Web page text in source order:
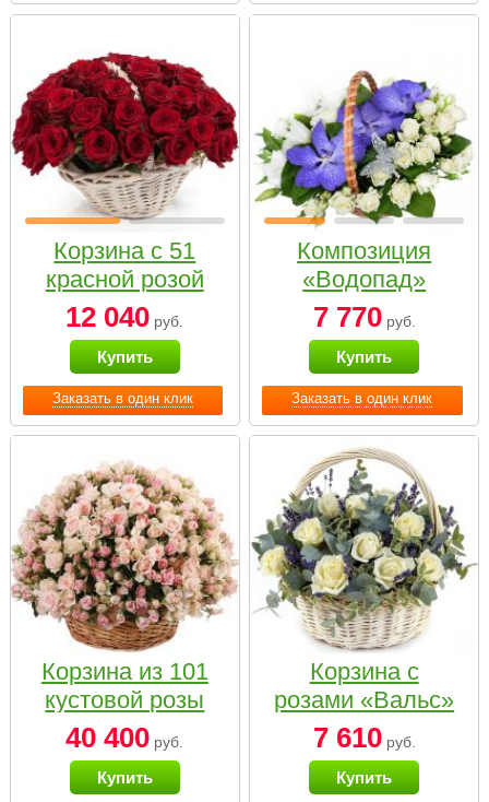
Заказать в один клик
Корзина с 51
красной розой
12 040 руб.
Купить
Заказать в один клик
Композиция
«Водопад»
7 770руб.
Купить
Корзина из 101
кустовой розы
нежных тонов
40 400 руб.
Купить
Корзина с
розами «Вальс»
7 610руб.
Купить